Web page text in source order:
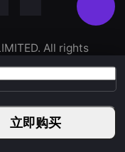
立即购买
All rights